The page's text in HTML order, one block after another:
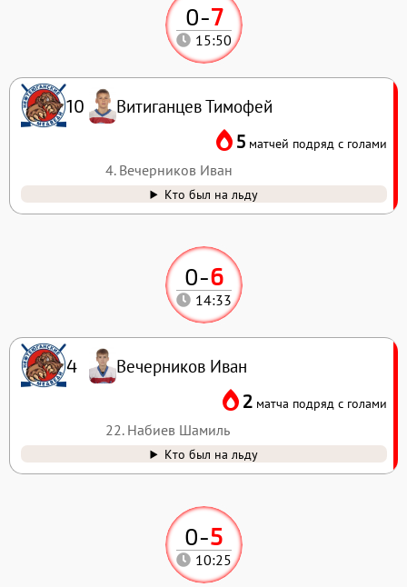
0-5
10:25
0-6
14:33
4 Вечерников Иван
2 матча подряд с голами
22. Набиев Шамиль
Кто был на льду
0-7
15:50
10 Витиганцев Тимофей
5 матчей подряд с голами
4. Вечерников Иван
Кто был на льду